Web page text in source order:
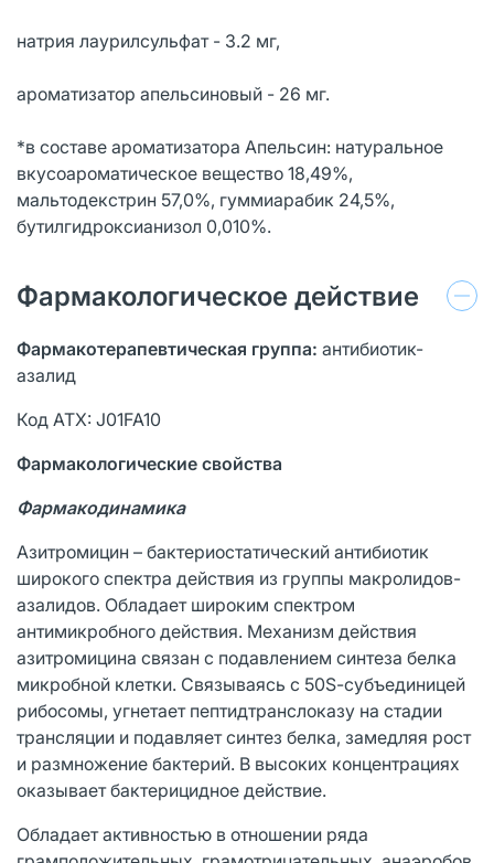
натрия лаурилсульфат - 3.2 мг,
ароматизатор апельсиновый - 26 мг.
*в составе ароматизатора Апельсин: натуральное
вкусоароматическое вещество 18,49%,
мальтодекстрин 57,0%, гуммиарабик 24,5%,
бутилгидроксианизол 0,010%.
Фармакологическое действие
Фармакотерапевтическая группа: антибиотик-
азалид
Код АТХ: J01FA10
Фармакологические свойства
Фармакодинамика
Азитромицин – бактериостатический антибиотик
широкого спектра действия из группы макролидов-
азалидов. Обладает широким спектром
антимикробного действия. Механизм действия
азитромицина связан с подавлением синтеза белка
микробной клетки. Связываясь с 50S-cyбъeдиницeй
рибосомы, угнетает пептидтранслоказу на стадии
трансляции и подавляет синтез белка, замедляя рост
и размножение бактерий. В высоких концентрациях
оказывает бактерицидное действие.
Обладает активностью в отношении ряда